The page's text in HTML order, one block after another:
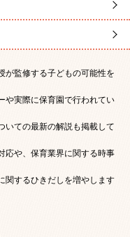
が監修する子どもの可能性を
や実際に保育園で行われてい
いての最新の解説も掲載して
応や、保育業界に関する時事
関するひきだしを増やします